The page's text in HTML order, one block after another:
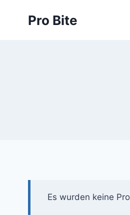
Pro Bite
Es wurden keine